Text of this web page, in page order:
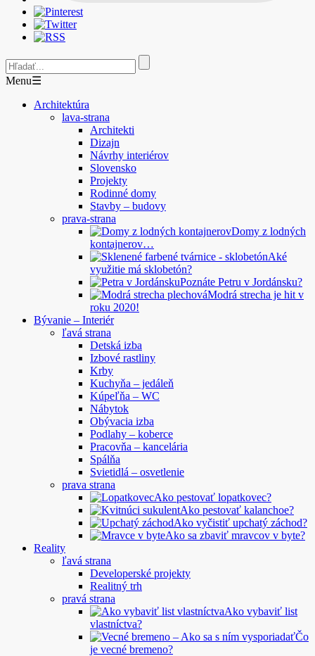
Menu☰
Architektúra
lava-strana
Architekti
Dizajn
Návrhy interiérov
Slovensko
Projekty
Rodinné domy
Stavby – budovy
prava-strana
Domy z lodných
kontajnerov…
Aké
využitie má sklobetón?
Poznáte Petru v Jordánsku?
Modrá strecha je hit v
roku 2020!
Bývanie – Interiér
ľavá strana
Detská izba
Izbové rastliny
Krby
Kuchyňa – jedáleň
Kúpeľňa – WC
Nábytok
Obývacia izba
Podlahy – koberce
Pracovňa – kancelária
Spálňa
Svietidlá – osvetlenie
prava strana
Ako pestovať lopatkovec?
Ako pestovať kalanchoe?
Ako vyčistiť upchatý záchod?
Ako sa zbaviť mravcov v byte?
Reality
ľavá strana
Developerské projekty
Realitný trh
pravá strana
Ako vybaviť list
vlastníctva?
Čo
je vecné bremeno?